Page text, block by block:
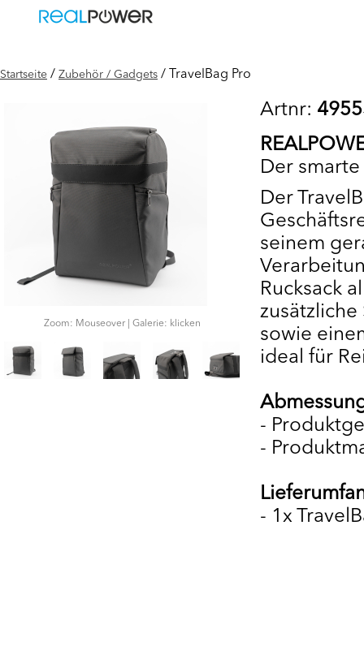
Startseite / Zubehör / Gadgets / TravelBag Pro
Zoom: Mouseover | Galerie: klicken
Artnr:
Der smarte
Der
seinem
Rucksack
sowie
ideal für
-
-
- 1x